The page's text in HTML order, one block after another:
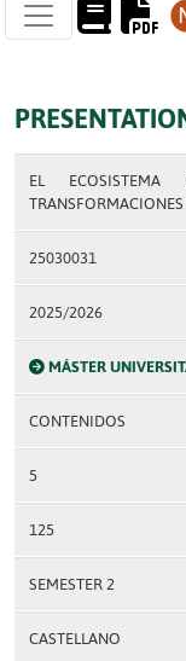
EL ECOSISTEMA
25030031
2025/2026
MÁSTER
CONTENIDOS
5
125
SEMESTER 2
CASTELLANO